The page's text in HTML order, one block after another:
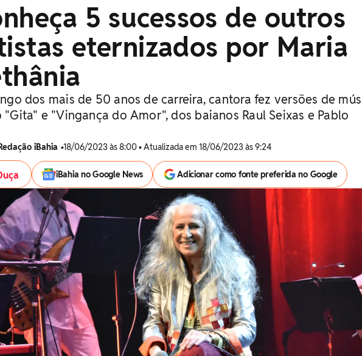
5 sucessos de outros
eternizados por Maria
dos mais de 50 anos de carreira, cantora fez versões de
"Gita" e "Vingança do Amor", dos baianos Raul Seixas e Pablo
iBahia •18/06/2023 às 8:00 • Atualizada em 18/06/2023 às 9:24
iBahia no Google News Adicionar como fonte preferida no Google